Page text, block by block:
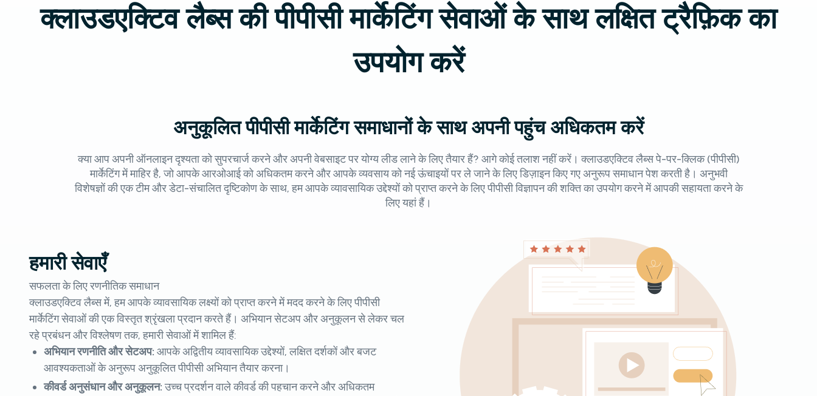
क्लाउडएक्टिव लैब्स की पीपीसी मार्केटिंग सेवाओं के साथ लक्षित ट्रैफ़िक का
उपयोग करें
अनुकूलित पीपीसी मार्केटिंग समाधानों के साथ अपनी पहुंच अधिकतम करें
क्या आप अपनी ऑनलाइन दृश्यता को सुपरचार्ज करने और अपनी वेबसाइट पर योग्य लीड लाने के लिए तैयार हैं? आगे कोई तलाश नहीं करें। क्लाउडएक्टिव लैब्स पे-पर-क्लिक (पीपीसी)
मार्केटिंग में माहिर है, जो आपके आरओआई को अधिकतम करने और आपके व्यवसाय को नई ऊंचाइयों पर ले जाने के लिए डिज़ाइन किए गए अनुरूप समाधान पेश करती है। अनुभवी
विशेषज्ञों की एक टीम और डेटा-संचालित दृष्टिकोण के साथ, हम आपके व्यावसायिक उद्देश्यों को प्राप्त करने के लिए पीपीसी विज्ञापन की शक्ति का उपयोग करने में आपकी सहायता करने के
लिए यहां हैं।
हमारी सेवाएँ
सफलता के लिए रणनीतिक समाधान
क्लाउडएक्टिव लैब्स में, हम आपके व्यावसायिक लक्ष्यों को प्राप्त करने में मदद करने के लिए पीपीसी
मार्केटिंग सेवाओं की एक विस्तृत श्रृंखला प्रदान करते हैं। अभियान सेटअप और अनुकूलन से लेकर चल
रहे प्रबंधन और विश्लेषण तक, हमारी सेवाओं में शामिल हैं:
अभियान रणनीति और सेटअप: आपके अद्वितीय व्यावसायिक उद्देश्यों, लक्षित दर्शकों और बजट
आवश्यकताओं के अनुरूप अनुकूलित पीपीसी अभियान तैयार करना।
कीवर्ड अनुसंधान और अनुकूलन:उच्च प्रदर्शन वाले कीवर्ड की पहचान करने और अधिकतम